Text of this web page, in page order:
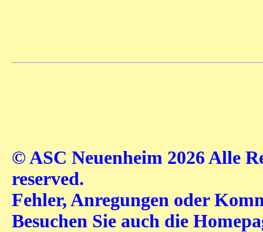
© ASC Neuenheim 2026 Alle
reserved.
Fehler, Anregungen oder
Besuchen Sie auch die